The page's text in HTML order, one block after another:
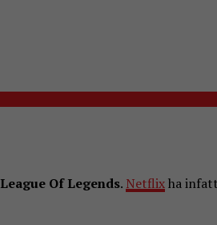
League Of Legends. Netflixha